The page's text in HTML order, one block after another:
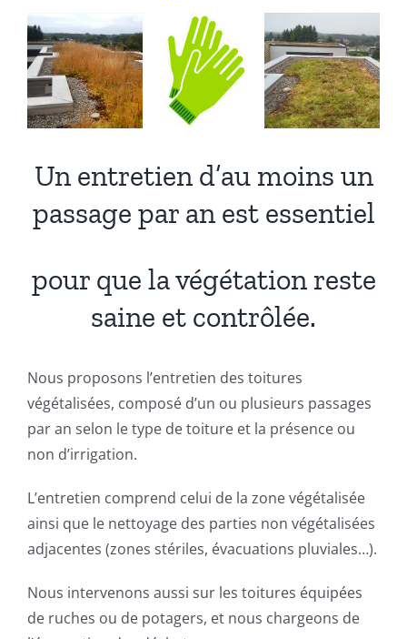
Un entretien d’au moins un
passage par an est essentiel
pour que la végétation reste
saine et contrôlée.
Nous proposons l’entretien des toitures
végétalisées, composé d’un ou plusieurs passages
par an selon le type de toiture et la présence ou
non d’irrigation.
L’entretien comprend celui de la zone végétalisée
ainsi que le nettoyage des parties non végétalisées
adjacentes (zones stériles, évacuations pluviales…).
Nous intervenons aussi sur les toitures équipées
de ruches ou de potagers, et nous chargeons de